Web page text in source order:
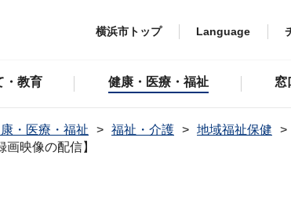
横浜市トップ Language
・教育 健康・医療・福祉 窓
・医療・福祉 福祉・介護 地域福祉保健
映像の配信】